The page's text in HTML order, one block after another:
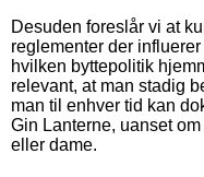
Desuden foreslår vi at
reglementer der
hvilken byttepolitik
relevant, at man stadig
man til enhver tid kan
Gin Lanterne, uanset
eller dame.